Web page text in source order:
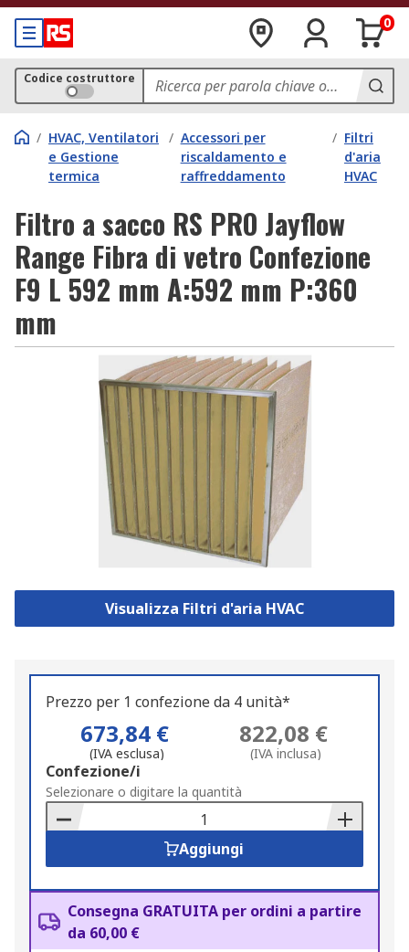
0
Codice costruttore
/ HVAC, Ventilatori
e Gestione
termica
/ Accessori per
riscaldamento e
raffreddamento
/ Filtri
d'aria
HVAC
Filtro a sacco RS PRO Jayflow
Range Fibra di vetro Confezione
F9 L 592 mm A:592 mm P:360
mm
Visualizza Filtri d'aria HVAC
Prezzo per 1 confezione da 4 unità*
673,84 €
(IVA esclusa)
822,08 €
(IVA inclusa)
Add
to
Basket
Confezione/i
Selezionare o digitare la quantità
Aggiungi
Consegna GRATUITA per ordini a partire
da 60,00 €